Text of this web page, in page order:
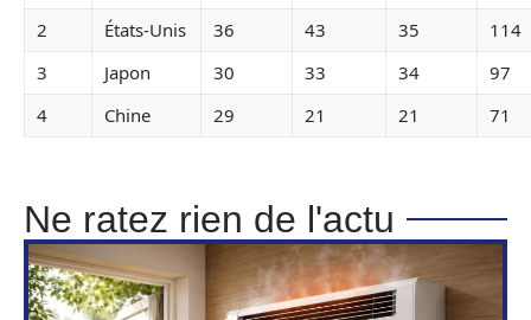
2 États-Unis 36 43 35
114
3
Japon 30 33 34
97
4
Chine 29 21 21 71
Ne ratez rien de l'actu